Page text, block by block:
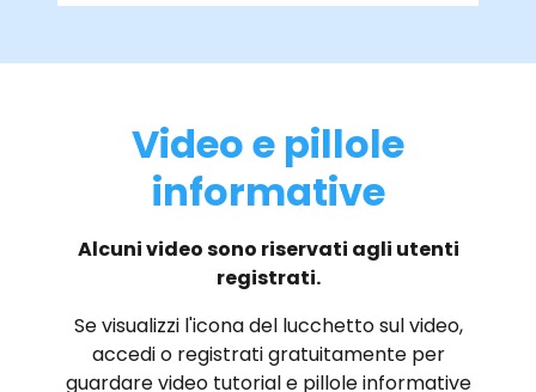
03 SET
Forum Italia-Egitto al Cairo
Scopri di più
15 LUG
Webinar Marketplace internazionali
per l'export: modelli e strategie di
Video e pillole
informative
Alcuni video sono riservati agli utenti
registrati.
Se visualizzi l'icona del lucchetto sul video,
accedi o registrati gratuitamente per
guardare video tutorial e pillole informative